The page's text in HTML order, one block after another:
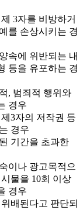
3자를 비방하거
를 손상시키는 경
속에 위반되는 내
등을 유포하는 경
, 범죄적 행위와
경우
3자의 저작권 등
경우
기간을 초과한
이나 광고목적으
물을 10회 이상
경우
배된다고 판단되